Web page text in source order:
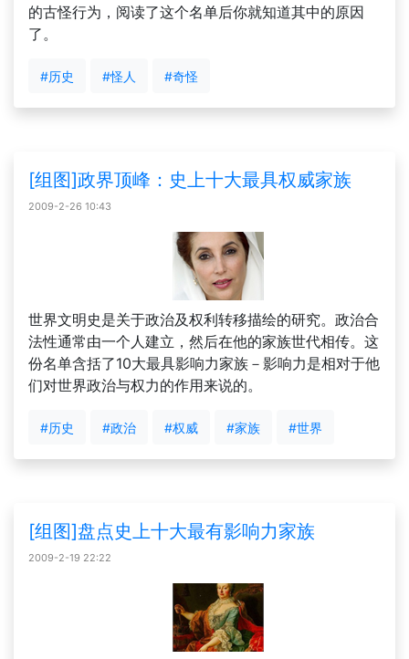
的古怪行为，阅读了这个名单后你就知道其中的原因
了。
#历史 #怪人 #奇怪
[组图]政界顶峰：史上十大最具权威家族
2009-2-26 10:43
世界文明史是关于政治及权利转移描绘的研究。政治合
法性通常由一个人建立，然后在他的家族世代相传。这
份名单含括了10大最具影响力家族－影响力是相对于他
们对世界政治与权力的作用来说的。
#历史 #政治 #权威 #家族 #世界
[组图]盘点史上十大最有影响力家族
2009-2-19 22:22